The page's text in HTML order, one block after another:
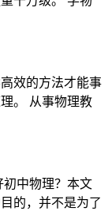
效的方法才能事
。 从事物理教
中物理？本文
的，并不是为了